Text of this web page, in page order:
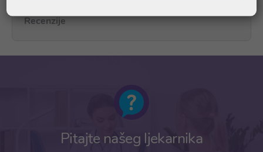
Recenzije
Pitajte našeg ljekarnika